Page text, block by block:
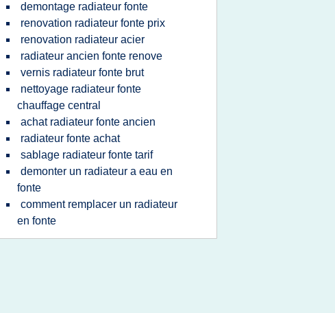
demontage radiateur fonte
renovation radiateur fonte prix
renovation radiateur acier
radiateur ancien fonte renove
vernis radiateur fonte brut
nettoyage radiateur fonte
chauffage central
achat radiateur fonte ancien
radiateur fonte achat
sablage radiateur fonte tarif
demonter un radiateur a eau en
fonte
comment remplacer un radiateur
en fonte